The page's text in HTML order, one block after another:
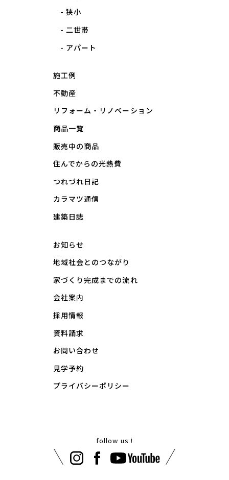
狭小
二世帯
アパート
施工例
不動産
リフォーム・リノベーション
商品一覧
販売中の商品
住んでからの光熱費
つれづれ日記
カラマツ通信
建築日誌
お知らせ
地域社会とのつながり
家づくり完成までの流れ
会社案内
採用情報
資料請求
お問い合わせ
見学予約
プライバシーポリシー
follow us !